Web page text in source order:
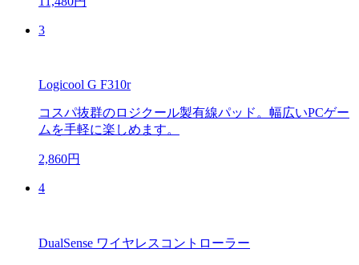
3
Logicool G F310r
コスパ抜群のロジクール製有線パッド。幅広いPCゲー
ムを手軽に楽しめます。
2,860円
4
DualSense ワイヤレスコントローラー